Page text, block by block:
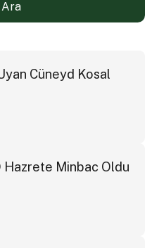
Ara
Cüneyd Kosal
Hazrete Minbac Oldu